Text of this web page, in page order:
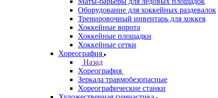
Оборудование для хоккейных раздевалок
Тренировочный инвентарь для хоккея
Хоккейные ворота
Хоккейные площадки
Хоккейные сетки
Хореография
Назад
Хореография
Зеркала травмобезопасные
Хореографические станки